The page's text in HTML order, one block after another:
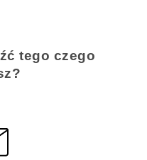
tego czego